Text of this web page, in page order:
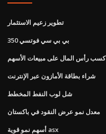
تطوير زعيم الاستثمار
بي بي سي فوتسي 350
كسب رأس المال على مبيعات الأسهم
شراء بطاقة الأمازون عبر الإنترنت
شل لوب النفط المخطط
معدل نمو عرض النقود في باكستان
أسهم نمو قوية asx